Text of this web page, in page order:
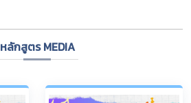
หลักสูตร MEDIA